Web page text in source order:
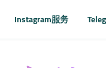
Instagram服务